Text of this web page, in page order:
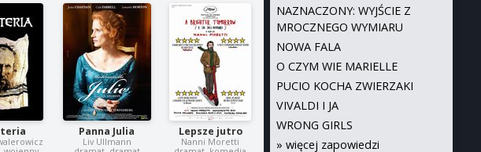
Panna Julia
Liv Ullmann
Lepsze jutro
Nanni Moretti
NAZNACZONY: WYJŚCIE Z
MROCZNEGO WYMIARU
NOWA FALA
O CZYM WIE MARIELLE
PUCIO KOCHA ZWIERZAKI
VIVALDI I JA
WRONG GIRLS
» więcej zapowiedzi